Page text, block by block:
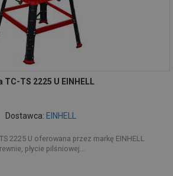
TS 2225 U EINHELL
Dostawca: EINHELL
2225 U oferowana przez markę EINHELL
płycie pilśniowej...